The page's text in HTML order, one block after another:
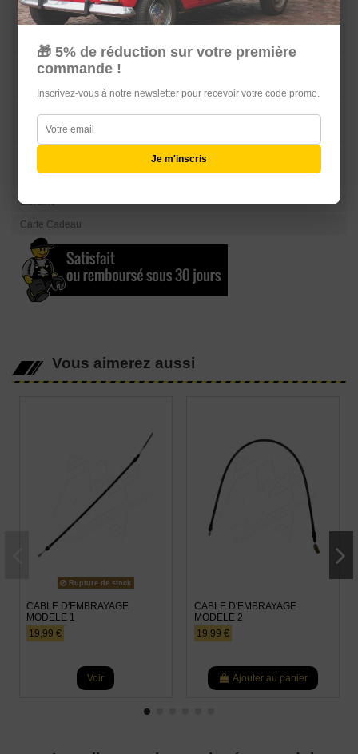
Suspension
Train
Carrosserie
Sellerie
Châssis
Serrurerie
Librairie
Carte Cadeau
Vous aimerez aussi
Rupture de stock
CABLE D'EMBRAYAGE
MODELE 1
19,99 €
Voir
CABLE D'EMBRAYAGE
MODELE 2
19,99 €
Ajouter au panier
🎁 5% de réduction sur votre première
commande !
Inscrivez-vous à notre newsletter pour recevoir votre code promo.
Je m'inscris